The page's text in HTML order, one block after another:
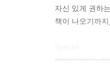
자신 있게 권하
책이 나오기까
이달의 테마_ 작